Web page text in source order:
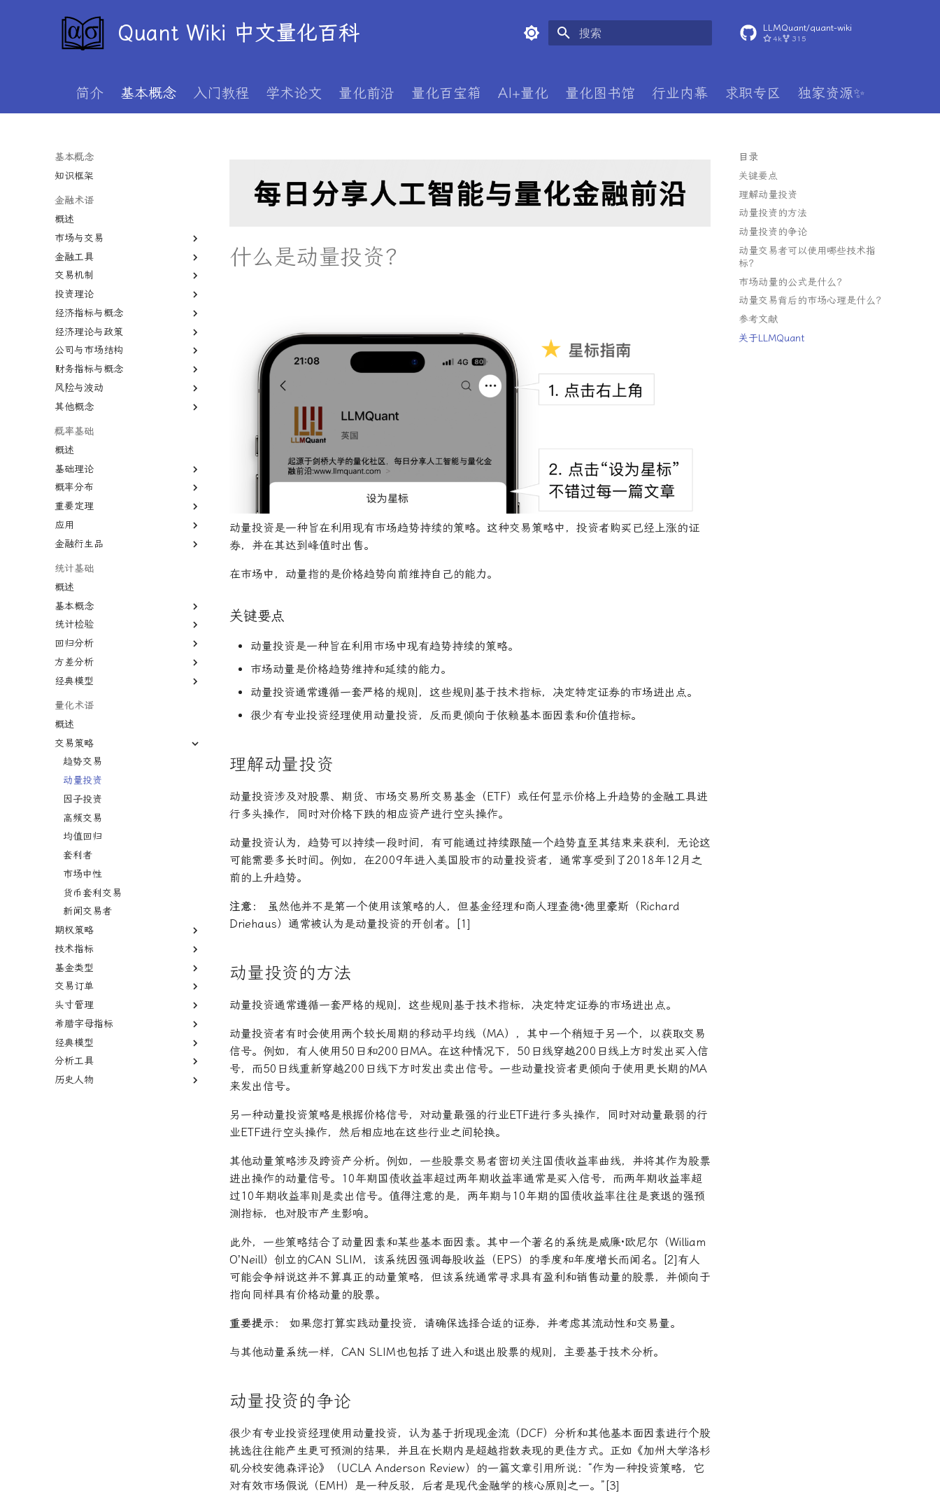
Quant Wiki 中文量化百科 LLMQuant/quant-wiki
4k 315
简介 基本概念 入门教程 学术论文 量化前沿 量化百宝箱 AI+量化 量化图书馆 行业内幕 求职专区 独家资源✨
基本概念
知识框架
金融术语
概述
市场与交易
一级市场
二级市场
债券市场
外汇市场
外汇
股市
熊市
牛市
纳斯达克
金融工具
股权
期货
期权
二元期权
卖出期权
VIX期权
债券
债券
国债
国库券
可转换债券
证券
衍生品
标的资产
固定收益
远期价格
远期合同
交易机制
T+1
保证金
保证金交易
交易商
卖空
首次公开募股
报价
首席经纪业务
投资理论
价值投资
被动投资
多因子模型
有效市场假说
风险投资
对冲
经济指标与概念
国内生产总值
国民生产总值
生产者价格指数
通货膨胀
恶性通胀
失业
经济增长
商业周期
大萧条
房地产泡沫
利率
联邦基金利率
经济理论与政策
宏观经济学
凯恩斯经济学
新自由主义
资本主义
自由市场
自由贸易
公开市场操作
货币政策
关税
贸易逆差
量化宽松
公司与市场结构
股份公司
有限合伙
寡头垄断
规模经济
知识经济
债务重组
合并与收购
杠杆收购
经济订货量
长期资本管理公司
财务指标与概念
市盈率
股息
股权稀释
毛利率
贴现率
年金表
收益率倒挂
AAA信用评级
CAPE比率
变化率
基准年
增长曲线
增长率
复利
复合年增长率
年回报率
年金未来价值
现值
资产负债表
资本化
边际收益
面值
风险与波动
杠杆
杠杆率
无杠杆Beta
波动性
流动性
CBOE波动率指数
其他概念
二八法则
基尼系数
菲利普斯曲线
比较优势
绝对优势
汇率
货币流通速度
概率基础
概述
基础理论
条件概率
联合概率
贝叶斯定理
相关性
相关系数
概率分布
概率分布
正态分布
均匀分布
重要定理
大数法则
中心极限定理
经验法则
应用
蒙特卡罗模拟
系统抽样
变异系数
金融衍生品
衍生品
统计基础
概述
基本概念
期望值
协方差
相关系数
线性关系
非线性
自相关
多重共线性
统计检验
P值
Z值
Z检验
T检验
假设检验
统计显著性
卡方统计量
置信区间
回归分析
回归分析
R平方
决定系数
多元线性回归
最小二乘法
变量膨胀因子
方差分析
方差分析
经典模型
默顿模型
量化术语
概述
交易策略
趋势交易
动量投资
因子投资
高频交易
均值回归
套利者
市场中性
货币套利交易
新闻交易者
期权策略
德尔塔对冲
伽马对冲
波动率套利
德尔塔中性
伽玛中性
看跌期权
跨式期权
空头看涨价差
技术指标
移动平均线
简单移动平均线
指数移动平均线
相对强弱指数
费舍尔变换指标
双顶
黄金交叉
基金类型
多空基金
多空股权
交易订单
市价单
限价单
限价单簿
立即执行或取消订单
限时订单
头寸管理
空头头寸
逼空
希腊字母指标
伽马
贝塔
阿尔法
经典模型
资本资产定价模型
Fama-French三因子模型
分析工具
回测
历史人物
目录
关键要点
理解动量投资
动量投资的方法
动量投资的争论
动量交易者可以使用哪些技术指
标？
市场动量的公式是什么？
动量交易背后的市场心理是什么？
参考文献
关于LLMQuant
什么是动量投资？
动量投资是一种旨在利用现有市场趋势持续的策略。这种交易策略中，投资者购买已经上涨的证
券，并在其达到峰值时出售。
在市场中，动量指的是价格趋势向前维持自己的能力。
关键要点
动量投资是一种旨在利用市场中现有趋势持续的策略。
市场动量是价格趋势维持和延续的能力。
动量投资通常遵循一套严格的规则，这些规则基于技术指标，决定特定证券的市场进出点。
很少有专业投资经理使用动量投资，反而更倾向于依赖基本面因素和价值指标。
理解动量投资
动量投资涉及对股票、期货、市场交易所交易基金（ETF）或任何显示价格上升趋势的金融工具进
行多头操作，同时对价格下跌的相应资产进行空头操作。
动量投资认为，趋势可以持续一段时间，有可能通过持续跟随一个趋势直至其结束来获利，无论这
可能需要多长时间。例如，在2009年进入美国股市的动量投资者，通常享受到了2018年12月之
前的上升趋势。
注意：
虽然他并不是第一个使用该策略的人，但基金经理和商人理查德·德里豪斯（Richard
Driehaus）通常被认为是动量投资的开创者。[1]
动量投资的方法
动量投资通常遵循一套严格的规则，这些规则基于技术指标，决定特定证券的市场进出点。
动量投资者有时会使用两个较长周期的移动平均线（MA），其中一个稍短于另一个，以获取交易
信号。例如，有人使用50日和200日MA。在这种情况下，50日线穿越200日线上方时发出买入信
号，而50日线重新穿越200日线下方时发出卖出信号。一些动量投资者更倾向于使用更长期的MA
来发出信号。
另一种动量投资策略是根据价格信号，对动量最强的行业ETF进行多头操作，同时对动量最弱的行
业ETF进行空头操作，然后相应地在这些行业之间轮换。
其他动量策略涉及跨资产分析。例如，一些股票交易者密切关注国债收益率曲线，并将其作为股票
进出操作的动量信号。10年期国债收益率超过两年期收益率通常是买入信号，而两年期收益率超
过10年期收益率则是卖出信号。值得注意的是，两年期与10年期的国债收益率往往是衰退的强预
测指标，也对股市产生影响。
此外，一些策略结合了动量因素和某些基本面因素。其中一个著名的系统是威廉·欧尼尔（William
O’Neill）创立的CAN SLIM，该系统因强调每股收益（EPS）的季度和年度增长而闻名。[2]有人
可能会争辩说这并不算真正的动量策略，但该系统通常寻求具有盈利和销售动量的股票，并倾向于
指向同样具有价格动量的股票。
重要提示： 如果您打算实践动量投资，请确保选择合适的证券，并考虑其流动性和交易量。
与其他动量系统一样，CAN SLIM也包括了进入和退出股票的规则，主要基于技术分析。
动量投资的争论
很少有专业投资经理使用动量投资，认为基于折现现金流（DCF）分析和其他基本面因素进行个股
挑选往往能产生更可预测的结果，并且在长期内是超越指数表现的更佳方式。正如《加州大学洛杉
矶分校安德森评论》（UCLA Anderson Review）的一篇文章引用所说：“作为一种投资策略，它
对有效市场假说（EMH）是一种反驳，后者是现代金融学的核心原则之一。”[3]